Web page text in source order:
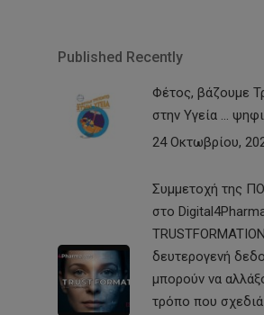
Published Recently
Φέτος, βάζουμε
στην Υγεία …
24 Οκτωβρίου,
Συμμετοχή της
στο
δευτερογενή
μπορούν να
τρόπο που